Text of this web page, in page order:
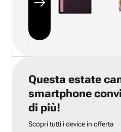
Questa estate
smartphone
di più!
Scopri tutti i device in offerta